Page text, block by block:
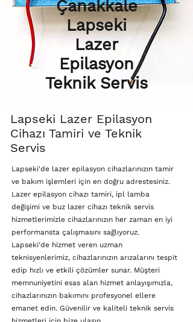
Çanakkale
Lapseki
Lazer
Epilasyon
Teknik Servis
Lapseki Lazer Epilasyon
Cihazı Tamiri ve Teknik
Servis
Lapseki'de lazer epilasyon cihazlarınızın tamir
ve bakım işlemleri için en doğru adrestesiniz.
Lazer epilasyon cihazı tamiri, ipl lamba
değişimi ve buz lazer cihazı teknik servis
hizmetlerimizle cihazlarınızın her zaman en iyi
performansta çalışmasını sağlıyoruz.
Lapseki'de hizmet veren uzman
teknisyenlerimiz, cihazlarınızın arızalarını tespit
edip hızlı ve etkili çözümler sunar. Müşteri
memnuniyetini esas alan hizmet anlayışımızla,
cihazlarınızın bakımını profesyonel ellere
emanet edin. Güvenilir ve kaliteli teknik servis